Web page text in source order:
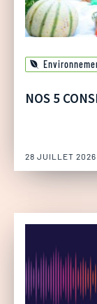
NOS 5
28 JUILLET 2026